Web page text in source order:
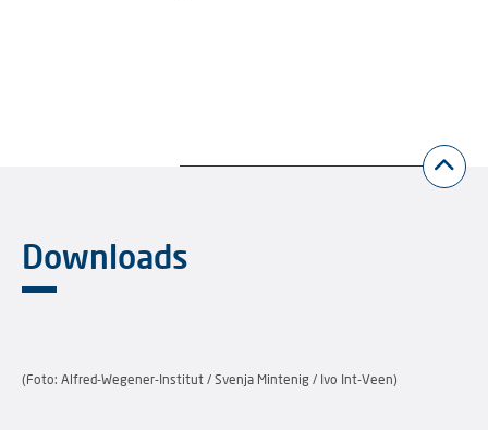
Downloads
(Foto: Alfred-Wegener-Institut / Svenja Mintenig / Ivo Int-Veen)